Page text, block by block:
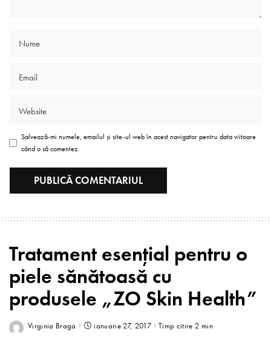
Salvează-mi numele, emailul și site-ul web în acest navigator pentru data viitoare
când o să comentez.
Tratament esenţial pentru o
piele sănătoasă cu
produsele „ZO Skin Health”
Virginia Braga ianuarie 27, 2017 Timp citire 2 min